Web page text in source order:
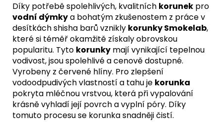
Díky potřebě spolehlivých, kvalitních korunek pro
vodní dýmkya bohatým zkušenostem z práce v
desítkách shisha barů vznikly korunkySmokelab,
které si téměř okamžitě získaly obrovskou
popularitu. Tyto korunky mají vynikající tepelnou
vodivost, jsou spolehlivé a cenově dostupné.
Vyrobeny z červené hlíny. Pro zlepšení
vodoodpudivých vlastností a tahu je korunka
pokryta mléčnou vrstvou, která při vypalování
krásně vyhladí její povrch a vyplní póry. Díky
tomuto procesu se korunka snadněji čistí.